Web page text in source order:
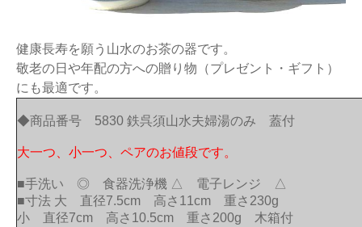
健康長寿を願う山水のお茶の器です。
敬老の日や年配の方への贈り物（プレゼント・ギフト）
にも最適です。
◆商品番号 5830 鉄呉須山水夫婦湯のみ 蓋付
大一つ、小一つ、ペアのお値段です。
■手洗い ◎ 食器洗浄機 △ 電子レンジ △
■寸法 大 直径7.5cm 高さ11cm 重さ230g
小 直径7cm 高さ10.5cm 重さ200g 木箱付